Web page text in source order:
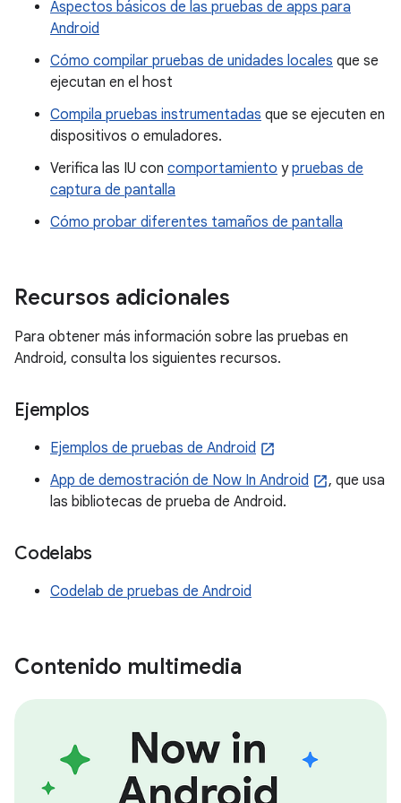
Aspectos básicos de las pruebas de apps para
Android
Cómo compilar pruebas de unidades locales que se
ejecutan en el host
Compila pruebas instrumentadas que se ejecuten en
dispositivos o emuladores.
Verifica las IU con comportamiento ypruebas de
captura de pantalla
Cómo probar diferentes tamaños de pantalla
Recursos adicionales
Para obtener más información sobre las pruebas en
Android, consulta los siguientes recursos.
Ejemplos
Ejemplos de pruebas de Android
App de demostración de Now In Android
, que usa
las bibliotecas de prueba de Android.
Codelabs
Codelab de pruebas de Android
Contenido multimedia